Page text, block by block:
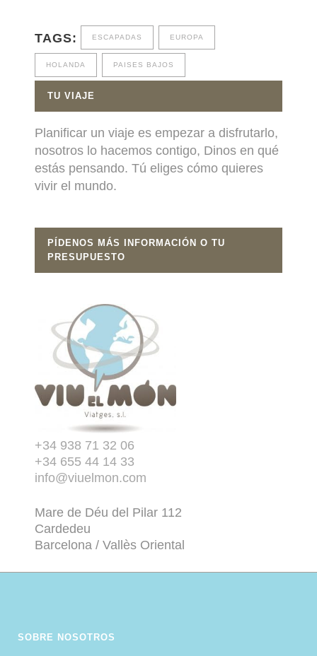
TAGS: ESCAPADAS EUROPA
HOLANDA PAISES BAJOS
TU VIAJE
Planificar un viaje es empezar a disfrutarlo,
nosotros lo hacemos contigo, Dinos en qué
estás pensando. Tú eliges cómo quieres
vivir el mundo.
PÍDENOS MÁS INFORMACIÓN O TU
PRESUPUESTO
+34 938 71 32 06
+34 655 44 14 33
info@viuelmon.com
Mare de Déu del Pilar 112
Cardedeu
Barcelona / Vallès Oriental
SOBRE NOSOTROS